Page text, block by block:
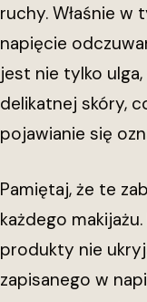
ruchy. Właśnie w
napięcie
jest nie tylko
delikatnej skóry,
pojawianie się
Pamiętaj, że te
każdego
produkty nie
zapisanego w